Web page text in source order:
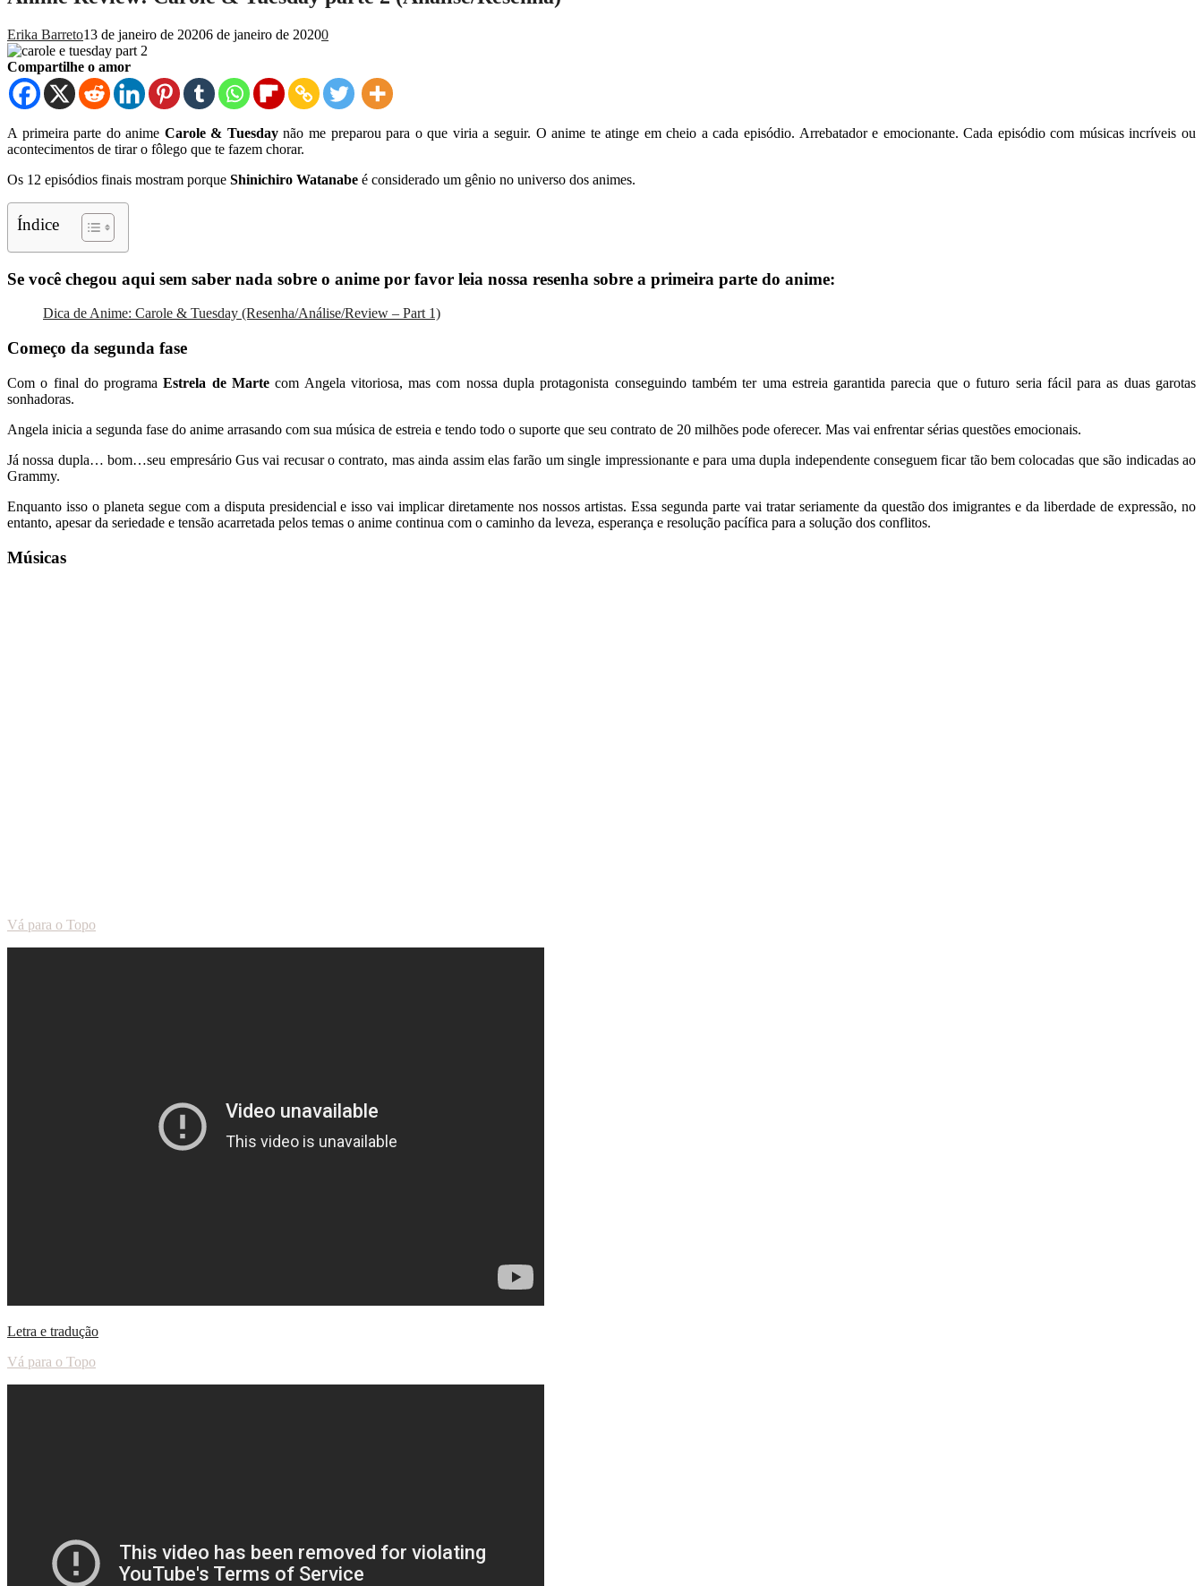
Erika Barreto13 de janeiro de 20206 de janeiro de 20200
Compartilhe o amor
A primeira parte do anime Carole & Tuesdaynão me preparou para o que viria a seguir. O anime te atinge em cheio a cada episódio. Arrebatador e emocionante. Cada episódio com músicas incríveis ou
acontecimentos de tirar o fôlego que te fazem chorar.
Os 12 episódios finais mostram porque Shinichiro Watanabe é considerado um gênio no universo dos animes.
Índice
Se você chegou aqui sem saber nada sobre o anime por favor leia nossa resenha sobre a primeira parte do anime:
Dica de Anime: Carole & Tuesday (Resenha/Análise/Review – Part 1)
Começo da segunda fase
Com o final do programaEstrela de Marte com Angela vitoriosa, mas com nossa dupla protagonista conseguindo também ter uma estreia garantida parecia que o futuro seria fácil para as duas garotas
sonhadoras.
Angela inicia a segunda fase do anime arrasando com sua música de estreia e tendo todo o suporte que seu contrato de 20 milhões pode oferecer. Mas vai enfrentar sérias questões emocionais.
Já nossa dupla… bom…seu empresário Gus vai recusar o contrato, mas ainda assim elas farão um single impressionante e para uma dupla independente conseguem ficar tão bem colocadas que são indicadas ao
Grammy.
Enquanto isso o planeta segue com a disputa presidencial e isso vai implicar diretamente nos nossos artistas. Essa segunda parte vai tratar seriamente da questão dos imigrantes e da liberdade de expressão, no
entanto, apesar da seriedade e tensão acarretada pelos temas o anime continua com o caminho da leveza, esperança e resolução pacífica para a solução dos conflitos.
Músicas
Vá para o Topo
Letra e tradução
Vá para o Topo